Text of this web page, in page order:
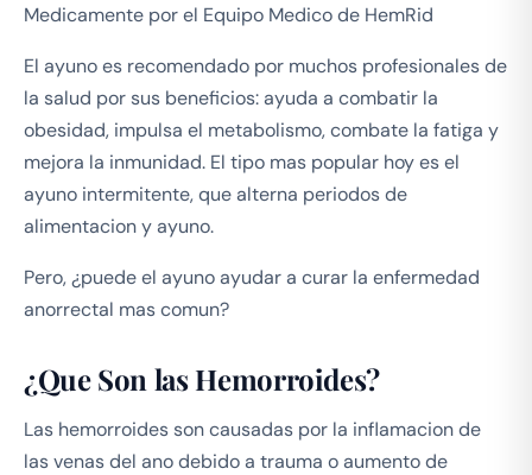
Medicamente por el Equipo Medico de HemRid
El ayuno es recomendado por muchos profesionales de
la salud por sus beneficios: ayuda a combatir la
obesidad, impulsa el metabolismo, combate la fatiga y
mejora la inmunidad. El tipo mas popular hoy es el
ayuno intermitente, que alterna periodos de
alimentacion y ayuno.
Pero, ¿puede el ayuno ayudar a curar la enfermedad
anorrectal mas comun?
¿Que Son las Hemorroides?
Las hemorroides son causadas por la inflamacion de
las venas del ano debido a trauma o aumento de